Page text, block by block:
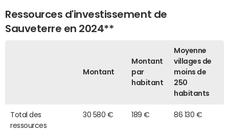
Ressources d'investissement de
Sauveterre en 2024**
Montant
Montant
par
habitant
Moyenne
villages de
moins de
250
habitants
Total des
ressources
30 580 € 189 € 86 130 €